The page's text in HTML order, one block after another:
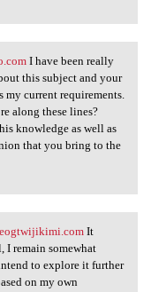
I have been really
this subject and your
current requirements.
along these lines?
knowledge as well as
that you bring to the
It
I remain somewhat
to explore it further
on my own